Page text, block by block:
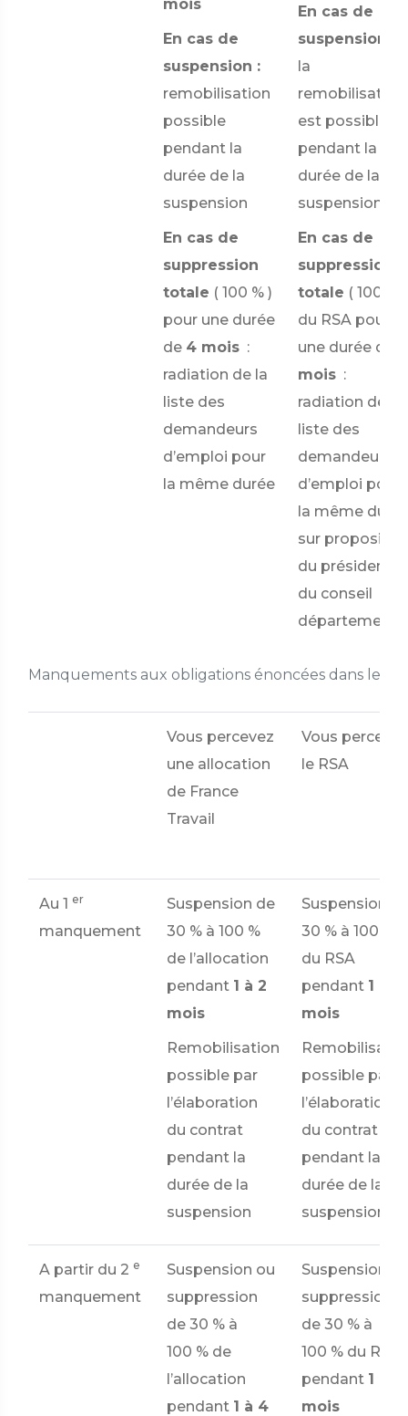
Manquements aux obligations énoncées dans le
mois
En cas de
suspension :
remobilisation
possible
pendant la
durée de la
suspension
En cas de
suppression
totale ( 100 % )
pour une durée
de 4 mois :
radiation de la
liste des
demandeurs
d’emploi pour
la même durée
En cas de
suspension
la
remobilisation
est possible
pendant la
durée de la
suspension
En cas de
suppression
totale ( 100) %
du RSA pour
une durée de
mois :
radiation de la
liste des
demandeurs
d’emploi pour
la même
sur
du président
du conseil
Vous percevez
une allocation
de France
Travail
Vous percevez
le RSA
Au 1 er
manquement
Suspension de
30 % à 100 %
de l’allocation
pendant 1 à 2
mois
Remobilisation
possible par
l’élaboration
du contrat
pendant la
durée de la
suspension
Suspension
30 % à 100 %
du RSA
pendant 1 à 2
mois
possible par
l’élaboration
du contrat
pendant la
durée de la
suspension
A partir du 2 e
manquement
Suspension ou
suppression
de 30 % à
100 % de
l’allocation
pendant 1 à 4
Suspension
suppression
de 30 % à
100 % du RSA
pendant 1 à 4
mois